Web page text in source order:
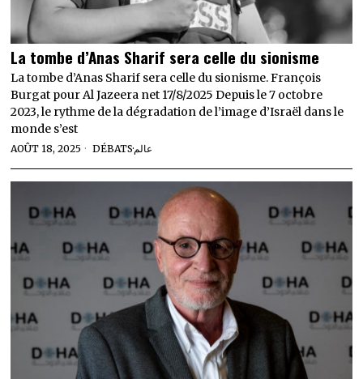
La tombe d’Anas Sharif sera celle du sionisme
La tombe d’Anas Sharif sera celle du sionisme. François
Burgat pour Al Jazeera net 17/8/2025 Depuis le 7 octobre
2023, le rythme de la dégradation de l’image d’Israël dans le
monde s’est
AOÛT 18, 2025 DÉBATS·عالم